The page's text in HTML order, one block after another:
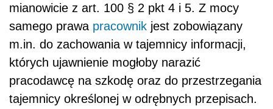
mianowicie z art. 100 § 2 pkt 4 i 5. Z mocy
samego prawa pracownik jest zobowiązany
m.in. do zachowania w tajemnicy informacji,
których ujawnienie mogłoby narazić
pracodawcę na szkodę oraz do przestrzegania
tajemnicy określonej w odrębnych przepisach.